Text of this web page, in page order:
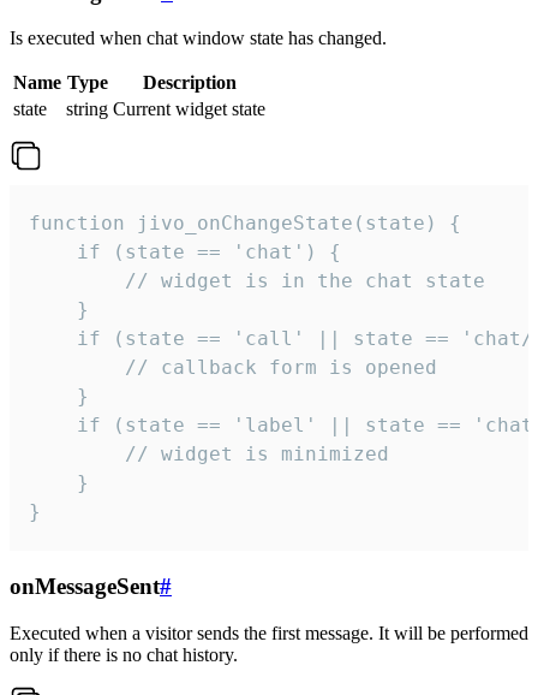
Is executed when chat window state has changed.
Name Type
Description
state
string Current widget state
function jivo_onChangeState(state) {
    if (state == 'chat') {
        // widget is in the chat state
    }
if (state == 'call' || state ==
        // callback form is opened
    }
if (state == 'label' || state ==
        // widget is minimized
    }
}
onMessageSent#
Executed when a visitor sends the first message. It will be performed
only if there is no chat history.